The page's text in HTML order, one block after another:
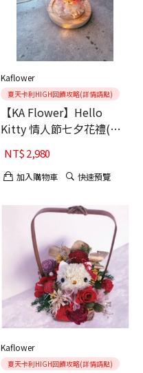
Kaflower
夏天卡利HIGH回饋攻略(詳情請點)
【KA Flower】Hello
Kitty 情人節七夕花禮(玻
璃盅)
NT$2,980
加入購物車 快速預覽
Kaflower
夏天卡利HIGH回饋攻略(詳情請點)